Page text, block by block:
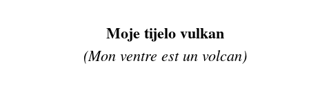
Moje tijelo vulkan
(Mon ventre est un volcan)